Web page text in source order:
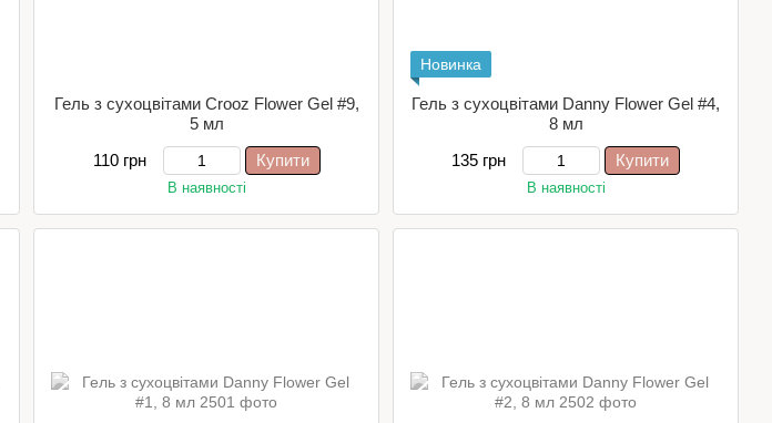
Гель з сухоцвітами Crooz Flower Gel #9,
5 мл
110 грн
Купити
В наявності
Новинка
Гель з сухоцвітами Danny Flower Gel #4,
8 мл
135 грн
Купити
В наявності